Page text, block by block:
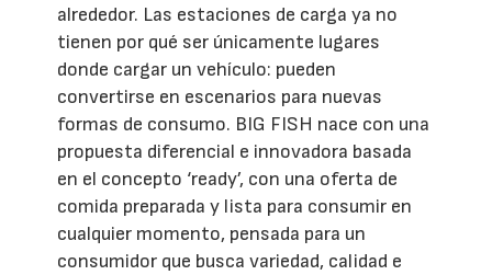
alrededor. Las estaciones de carga ya no
tienen por qué ser únicamente lugares
donde cargar un vehículo: pueden
convertirse en escenarios para nuevas
formas de consumo. BIG FISH nace con una
propuesta diferencial e innovadora basada
en el concepto ‘ready’, con una oferta de
comida preparada y lista para consumir en
cualquier momento, pensada para un
consumidor que busca variedad, calidad e